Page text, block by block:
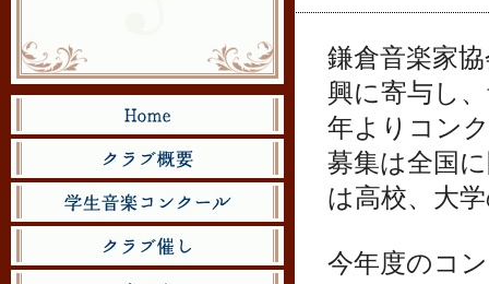
鎌倉音楽家
興に寄与し
年よりコン
募集は全国
は高校、大
今年度のコ